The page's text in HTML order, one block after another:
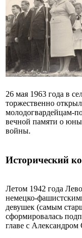
26 мая 1963 года в
торжественно
молодогвардейцам-
вечной памяти о
войны.
Исторический
Летом 1942 года
немецко-
девушек (самым
сформировалась
главе с